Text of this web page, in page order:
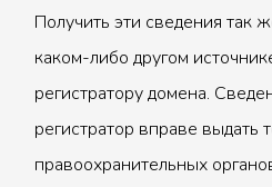
Получить эти сведения так
каком-либо другом
регистратору домена.
регистратор вправе выдать
правоохранительных